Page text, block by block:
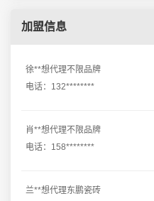
加盟信息
徐**想代理不限品牌
电话：132********
肖**想代理不限品牌
电话：158********
兰**想代理东鹏瓷砖